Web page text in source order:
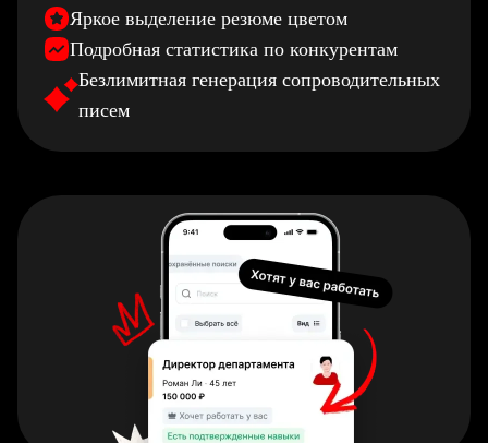
Яркое выделение резюме цветом
Подробная статистика по конкурентам
Безлимитная генерация сопроводительных
писем